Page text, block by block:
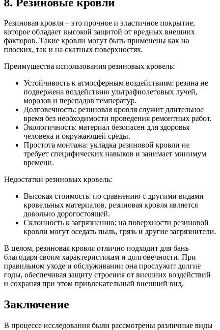
Резиновая кровля – это прочное и эластичное покрытие,
которое обладает высокой защитой от вредных внешних
факторов. Такие кровли могут быть применены как на
плоских, так и на скатных поверхностях.
Преимущества использования резиновых кровель:
Устойчивость к атмосферным воздействиям: резина не
подвержена воздействию ультрафиолетовых лучей,
морозов и перепадов температур.
Долговечность: резиновая кровля служит длительное
время без необходимости проведения ремонтных работ.
Экологичность: материал безопасен для здоровья
человека и окружающей среды.
Простота монтажа: укладка резиновой кровли не
требует специфических навыков и занимает минимум
времени.
Недостатки резиновых кровель:
Высокая стоимость: по сравнению с другими видами
кровельных материалов, резиновая кровля является
довольно дорогостоящей.
Склонность к загрязнению: на поверхности резиновой
кровли могут оседать пыль, грязь и другие загрязнители.
В целом, резиновая кровля отлично подходит для бань
благодаря своим характеристикам и долговечности. При
правильном уходе и обслуживании она прослужит долгие
годы, обеспечивая защиту строения от внешних воздействий
и сохраняя при этом привлекательный внешний вид.
Заключение
В процессе исследования были рассмотрены различные виды